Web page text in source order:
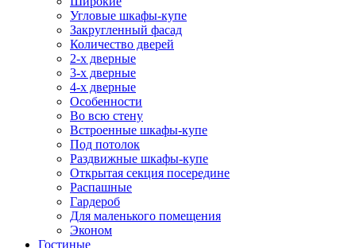
Угловые шкафы-купе
Закругленный фасад
Количество дверей
2-х дверные
3-х дверные
4-х дверные
Особенности
Во всю стену
Встроенные шкафы-купе
Под потолок
Раздвижные шкафы-купе
Открытая секция посередине
Распашные
Гардероб
Для маленького помещения
Эконом
Гостиные